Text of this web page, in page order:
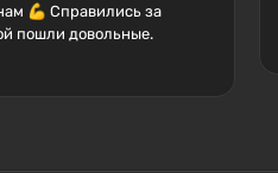
💪 Справились за
пошли довольные.